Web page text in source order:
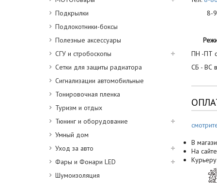
Подкрылки
Подлокотники-боксы
Полезные аксессуары
СГУ и стробоскопы
Сетки для защиты радиатора
Сигнализации автомобильные
Тонировочная пленка
Туризм и отдых
Тюнинг и оборудование
Умный дом
Уход за авто
Фары и Фонари LED
Шумоизоляция
8-
ПН -ПТ
СБ - ВС
В
На